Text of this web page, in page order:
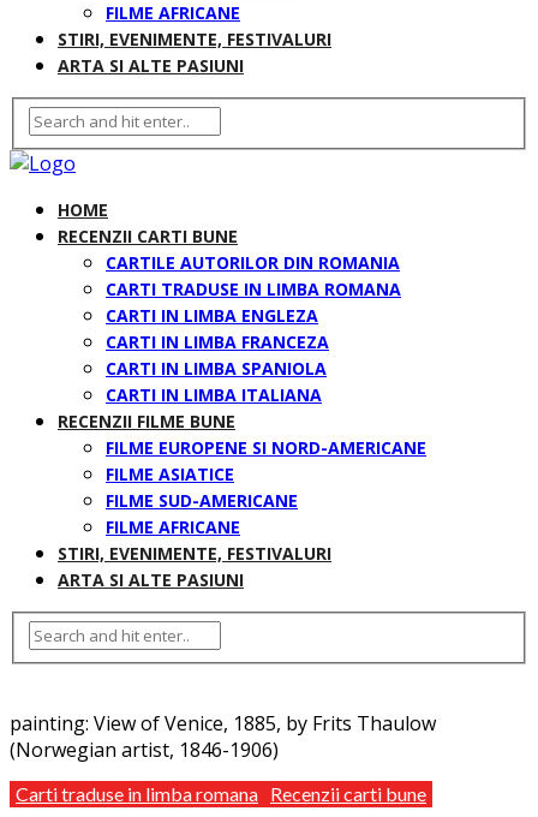
FILME AFRICANE
STIRI, EVENIMENTE, FESTIVALURI
ARTA SI ALTE PASIUNI
HOME
RECENZII CARTI BUNE
CARTILE AUTORILOR DIN ROMANIA
CARTI TRADUSE IN LIMBA ROMANA
CARTI IN LIMBA ENGLEZA
CARTI IN LIMBA FRANCEZA
CARTI IN LIMBA SPANIOLA
CARTI IN LIMBA ITALIANA
RECENZII FILME BUNE
FILME EUROPENE SI NORD-AMERICANE
FILME ASIATICE
FILME SUD-AMERICANE
FILME AFRICANE
STIRI, EVENIMENTE, FESTIVALURI
ARTA SI ALTE PASIUNI
painting: View of Venice, 1885, by Frits Thaulow
(Norwegian artist, 1846-1906)
Carti traduse in limba romana Recenzii carti bune